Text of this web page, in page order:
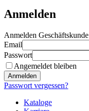
Anmelden
Anmelden Geschäftskunde
Email
Passwort
Angemeldet bleiben
Anmelden
Passwort vergessen?
Kataloge